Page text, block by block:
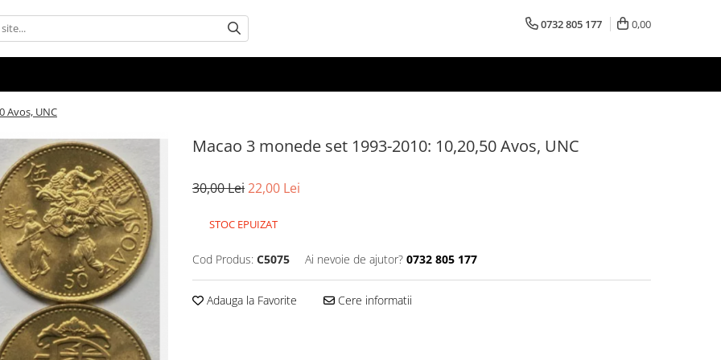
0732 805 177 0,00
Avos, UNC
Macao 3 monede set 1993-2010: 10,20,50 Avos, UNC
30,00 Lei22,00 Lei
STOC EPUIZAT
Cod Produs: C5075 Ai nevoie de ajutor? 0732 805 177
Adauga la Favorite Cere informatii